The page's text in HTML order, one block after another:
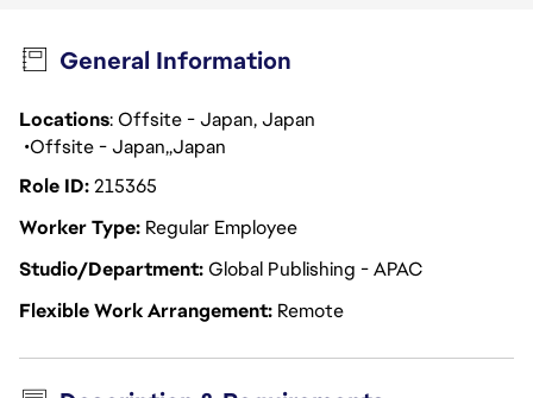
General Information
Locations: Offsite - Japan, Japan
Offsite - Japan Japan
Role ID215365
Worker Type Regular Employee
Studio/DepartmentGlobal Publishing - APAC
Flexible Work Arrangement Remote